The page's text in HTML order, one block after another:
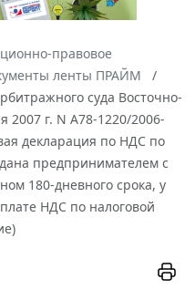
правовое
ленты ПРАЙМ
суда Восточно-
2007 г. N А78-1220/2006-
декларация по НДС по
предпринимателем с
180-дневного срока, у
НДС по налоговой